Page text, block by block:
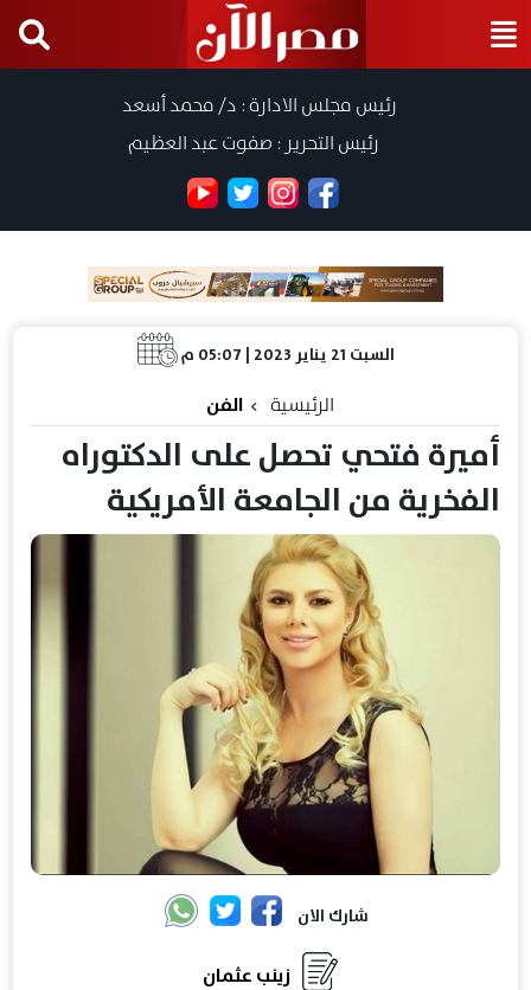
رئيس مجلس الادارة : د/ محمد أسعد
رئيس التحرير : صفوت عبد العظيم
السبت 21 يناير 2023 | 05:07 م
الرئيسية الفن
أميرة فتحي تحصل على الدكتوراه
الفخرية من الجامعة الأمريكية
شارك الان
زينب عثمان